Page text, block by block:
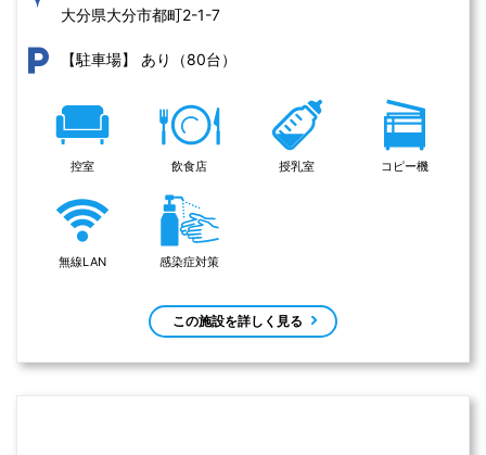
大分県大分市都町2-1-7
【駐車場】 あり（80台）
控室 飲食店 授乳室 コピー機
無線LAN 感染症対策
この施設を詳しく見る